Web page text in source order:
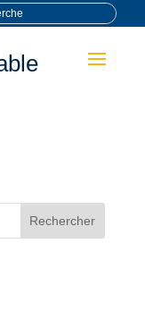
Rechercher